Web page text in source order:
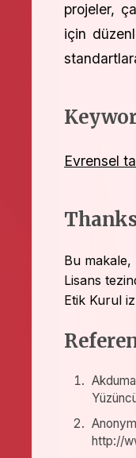
projeler,
için
Evrensel
Bu makale,
Lisans
Etik Kurul
http://